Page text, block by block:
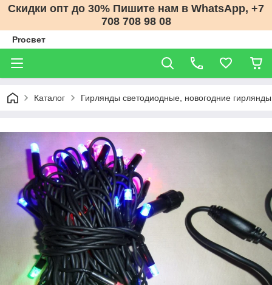
Скидки опт до 30% Пишите нам в WhatsApp, +7
708 708 98 08
Proсвет
Каталог Гирлянды светодиодные, новогодние